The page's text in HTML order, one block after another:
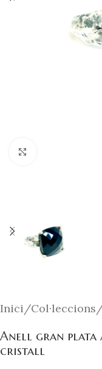
Inici Col·leccions
Anell gran plata
cristall